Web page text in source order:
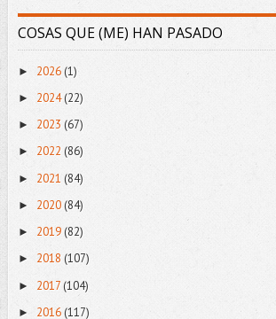
COSAS QUE (ME) HAN PASADO
► 2026 (1)
► 2024(22)
► 2023 (67)
► 2022 (86)
► 2021 (84)
► 2020 (84)
► 2019 (82)
► 2018 (107)
► 2017 (104)
► 2016(117)